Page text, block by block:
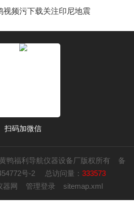
视频污下载关注印尼地震
扫码加微信
鸭福利导航仪器设备厂版权所有 备
号-2
总访问量：333573
器网 管理登录 sitemap.xml